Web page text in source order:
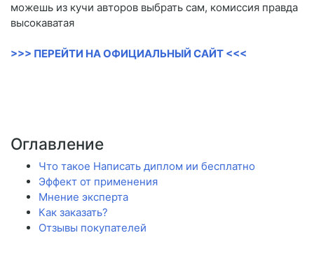
можешь из кучи авторов выбрать сам, комиссия правда
высокаватая
>>> ПЕРЕЙТИ НА ОФИЦИАЛЬНЫЙ САЙТ <<<
Оглавление
Что такое Написать диплом ии бесплатно
Эффект от применения
Мнение эксперта
Как заказать?
Отзывы покупателей